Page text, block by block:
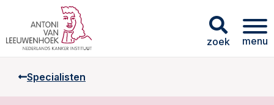
zoek menu
Specialisten